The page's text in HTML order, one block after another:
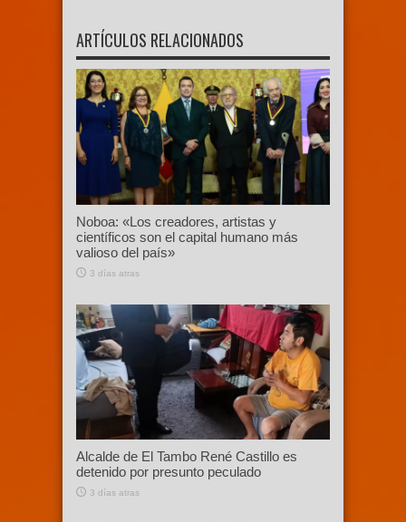
ARTÍCULOS RELACIONADOS
Noboa: «Los creadores, artistas y
científicos son el capital humano más
valioso del país»
3 días atras
Alcalde de El Tambo René Castillo es
detenido por presunto peculado
3 días atras